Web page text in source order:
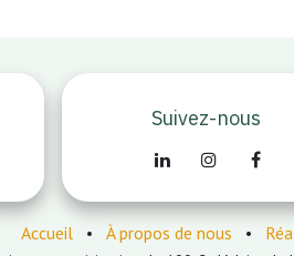
Suivez-nous
Accueil • À propos de nous •